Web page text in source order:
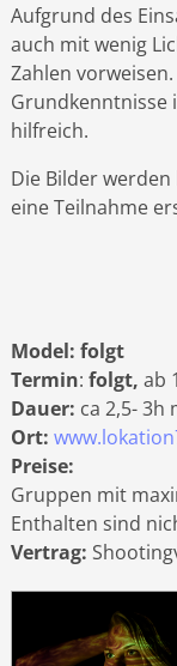
Aufgrund des
auch mit wenig
Zahlen
Grundkenntnisse
hilfreich.
Die Bilder
eine Teilnahme
Model: folgt
Termin: folgt, ab
Dauer: ca 2,5- 3h
Ort:
Preise:
Gruppen mit
Enthalten sind
Vertrag: